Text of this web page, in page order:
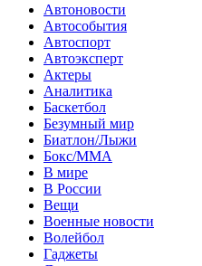
Автоновости
Автособытия
Автоспорт
Автоэксперт
Актеры
Аналитика
Баскетбол
Безумный мир
Биатлон/Лыжи
Бокс/MMA
В мире
В России
Вещи
Военные новости
Волейбол
Гаджеты